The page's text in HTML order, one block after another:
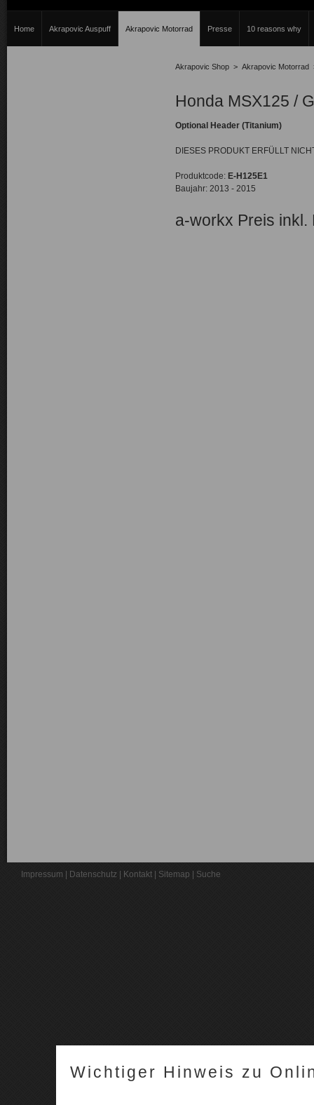
Home Akrapovic Auspuff Akrapovic Motorrad Presse 10 reasons why
Akrapovic Shop > Akrapovic Motorrad
Honda MSX125 /
Optional Header (Titanium)
DIESES PRODUKT ERFÜLLT
Produktcode: E-H125E1
Baujahr: 2013 - 2015
a-workx Preis inkl.
Impressum Datenschutz Kontakt Sitemap Suche
Wichtiger Hinweis zu